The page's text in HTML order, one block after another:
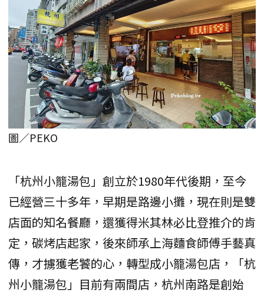
圖／PEKO
「杭州小籠湯包」創立於1980年代後期，至今
已經營三十多年，早期是路邊小攤，現在則是雙
店面的知名餐廳，還獲得米其林必比登推介的肯
定，碳烤店起家，後來師承上海麵食師傅手藝真
傳，才擄獲老饕的心，轉型成小籠湯包店，「杭
州小籠湯包」目前有兩間店，杭州南路是創始